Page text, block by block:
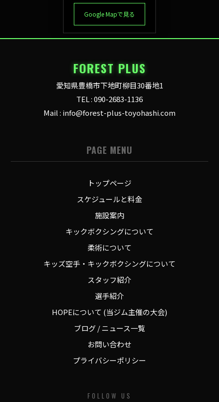
Google Mapで見る
FOREST PLUS
愛知県豊橋市下地町柳目30番地1
TEL : 090-2683-1136
Mail : info@forest-plus-toyohashi.com
PAGE MENU
トップページ
スケジュールと料金
施設案内
キックボクシングについて
柔術について
キッズ空手・キックボクシングについて
スタッフ紹介
選手紹介
HOPEについて (当ジム主催の大会)
ブログ / ニュース一覧
お問い合わせ
プライバシーポリシー
FOLLOW US